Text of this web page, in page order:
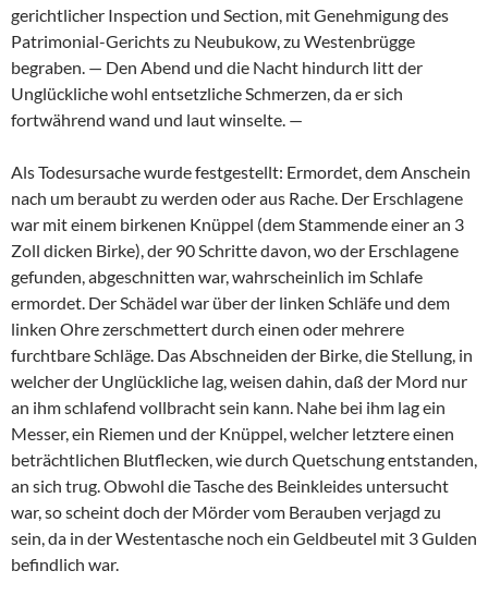
gerichtlicher Inspection und Section, mit Genehmigung des
Patrimonial-Gerichts zu Neubukow, zu Westenbrügge
begraben. — Den Abend und die Nacht hindurch litt der
Unglückliche wohl entsetzliche Schmerzen, da er sich
fortwährend wand und laut winselte. —
Als Todesursache wurde festgestellt: Ermordet, dem Anschein
nach um beraubt zu werden oder aus Rache. Der Erschlagene
war mit einem birkenen Knüppel (dem Stammende einer an 3
Zoll dicken Birke), der 90 Schritte davon, wo der Erschlagene
gefunden, abgeschnitten war, wahrscheinlich im Schlafe
ermordet. Der Schädel war über der linken Schläfe und dem
linken Ohre zerschmettert durch einen oder mehrere
furchtbare Schläge. Das Abschneiden der Birke, die Stellung, in
welcher der Unglückliche lag, weisen dahin, daß der Mord nur
an ihm schlafend vollbracht sein kann. Nahe bei ihm lag ein
Messer, ein Riemen und der Knüppel, welcher letztere einen
beträchtlichen Blutflecken, wie durch Quetschung entstanden,
an sich trug. Obwohl die Tasche des Beinkleides untersucht
war, so scheint doch der Mörder vom Berauben verjagd zu
sein, da in der Westentasche noch ein Geldbeutel mit 3 Gulden
befindlich war.